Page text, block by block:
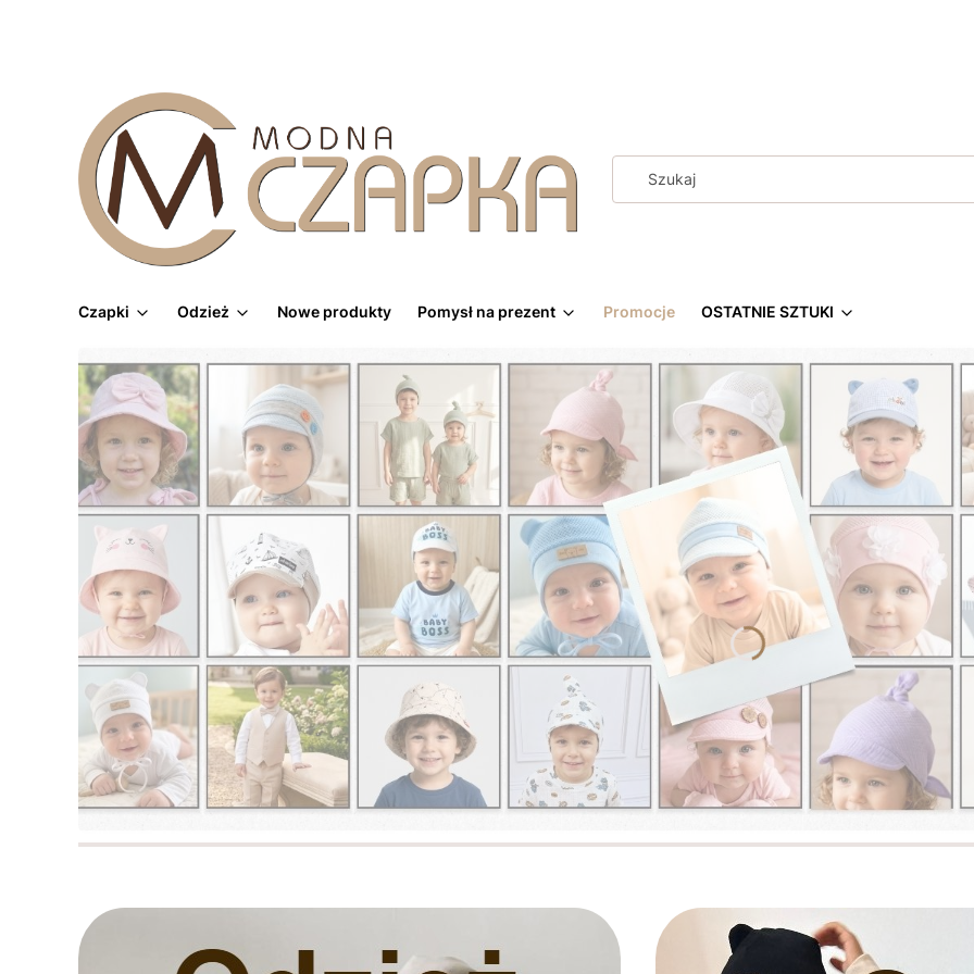
Czapki Odzież Nowe produkty Pomysł na prezent Promocje OSTATNIE SZTUKI